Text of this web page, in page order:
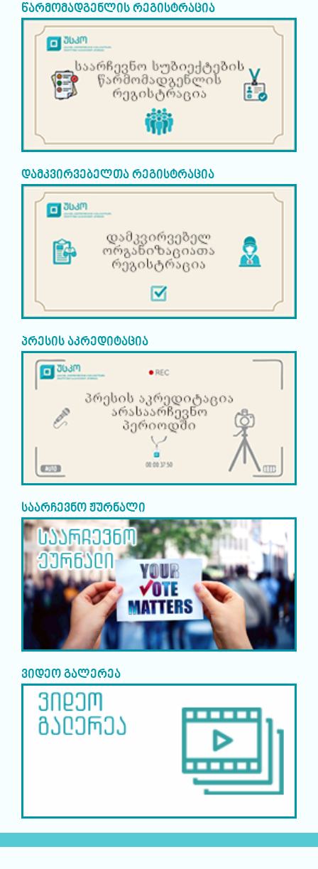
წარმომადგენლის რეგისტრაცია
დამკვირვებელთა რეგისტრაცია
პრესის აკრედიტაცია
საარჩევნო ჟურნალი
ვიდეო გალერეა